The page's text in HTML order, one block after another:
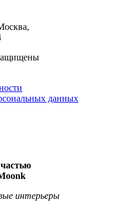
данных
интерьеры